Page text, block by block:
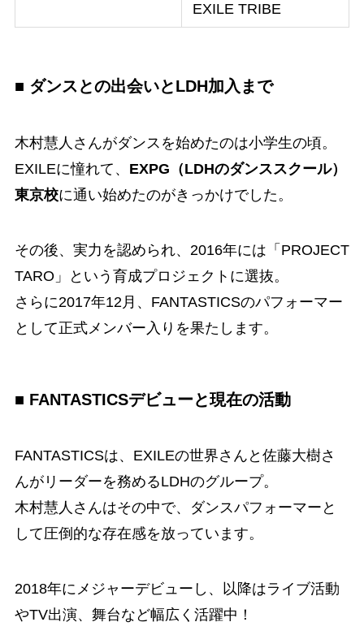
EXILE TRIBE
■ ダンスとの出会いとLDH加入まで
木村慧人さんがダンスを始めたのは小学生の頃。
EXILEに憧れて、 EXPG（LDHのダンススクール）
東京校に通い始めたのがきっかけでした。
その後、実力を認められ、2016年には「PROJECT
TARO」という育成プロジェクトに選抜。
さらに2017年12月、FANTASTICSのパフォーマー
として正式メンバー入りを果たします。
■ FANTASTICSデビューと現在の活動
FANTASTICSは、EXILEの世界さんと佐藤大樹さ
んがリーダーを務めるLDHのグループ。
木村慧人さんはその中で、ダンスパフォーマーと
して圧倒的な存在感を放っています。
2018年にメジャーデビューし、以降はライブ活動
やTV出演、舞台など幅広く活躍中！